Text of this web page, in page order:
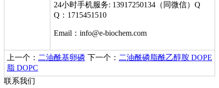
24小时手机服务: 13917250134（同微信）Q
Q：1715451510
Email：info@e-biochem.com
下一个： 二油酰磷脂酰乙醇胺 DOPE
上一个： 二油酰基卵磷
脂 DOPC
联系我们